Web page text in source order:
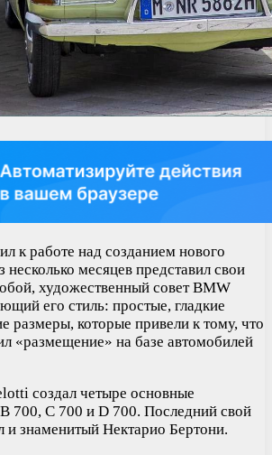
к работе над созданием нового
несколько месяцев представил свои
художественный совет BMW
его стиль: простые, гладкие
размеры, которые привели к тому, что
«размещение» на базе автомобилей
создал четыре основные
700, С 700 и D 700. Последний свой
и знаменитый Нектарио Бертони.